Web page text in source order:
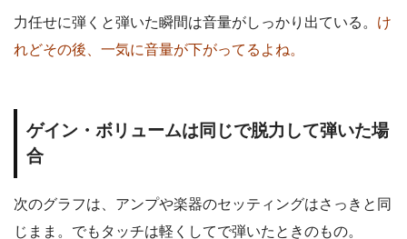
力任せに弾くと弾いた瞬間は音量がしっかり出ている。 け
れどその後、一気に音量が下がってるよね。
ゲイン・ボリュームは同じで脱力して弾いた場
合
次のグラフは、アンプや楽器のセッティングはさっきと同
じまま。でもタッチは軽くしてで弾いたときのもの。